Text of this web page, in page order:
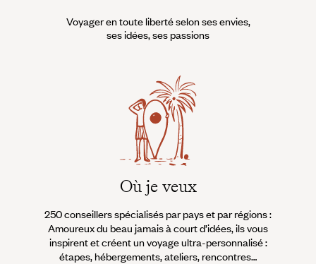
admirateurs la désignent
comme la Florence du Caucase.
Voyager en toute liberté selon ses envies,
ses idées, ses passions
Où je veux
250 conseillers spécialisés par pays et par régions :
Amoureux du beau jamais à court d’idées, ils vous
inspirent et créent un voyage ultra-personnalisé :
étapes, hébergements, ateliers, rencontres…